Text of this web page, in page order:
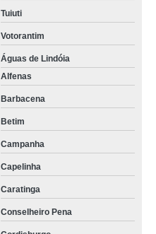
Tuiuti
Votorantim
Águas de Lindóia
Alfenas
Barbacena
Betim
Campanha
Capelinha
Caratinga
Conselheiro Pena